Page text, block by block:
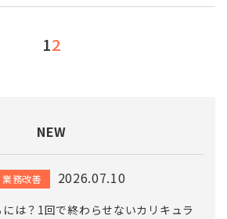
12
NEW
業務改善 2026.07.10
は？1回で終わらせないカリキュラ